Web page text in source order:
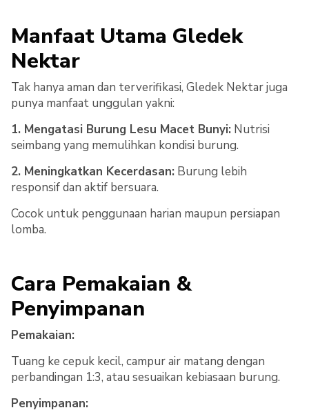
Manfaat Utama Gledek
Nektar
Tak hanya aman dan terverifikasi, Gledek Nektar juga
punya manfaat unggulan yakni:
1. Mengatasi Burung Lesu Macet Bunyi: Nutrisi
seimbang yang memulihkan kondisi burung.
2. Meningkatkan Kecerdasan: Burung lebih
responsif dan aktif bersuara.
Cocok untuk penggunaan harian maupun persiapan
lomba.
Cara Pemakaian &
Penyimpanan
Pemakaian:
Tuang ke cepuk kecil, campur air matang dengan
perbandingan 1:3, atau sesuaikan kebiasaan burung.
Penyimpanan: